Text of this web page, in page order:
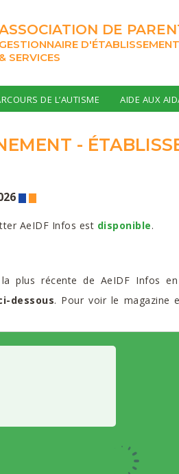
DE
GESTIONNAIRE
& SERVICES
DE L’AUTISME AIDE AUX
-
AeIDF Infos est disponible.
plus récente de AeIDF Infos en
dessous. Pour voir le magazine